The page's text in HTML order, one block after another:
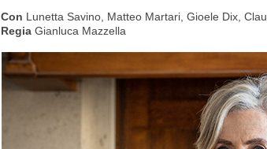
Con Lunetta Savino, Matteo Martari, Gioele Dix,
Regia Gianluca Mazzella